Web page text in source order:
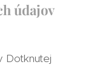
údajov
Dotknutej